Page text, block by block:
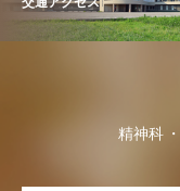
精神科